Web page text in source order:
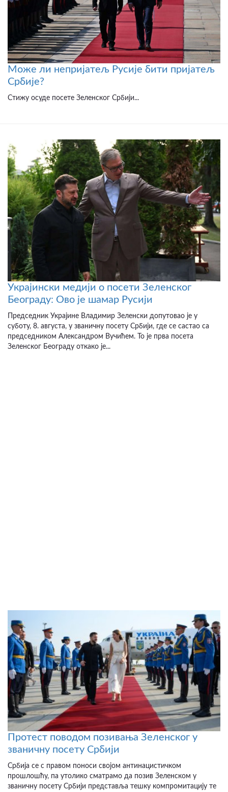
Може ли непријатељ Русије бити пријатељ
Србије?
Стижу осуде посете Зеленског Србији...
Украјински медији о посети Зеленског
Београду: Ово је шамар Русији
Председник Украјине Владимир Зеленски допутовао је у
суботу, 8. августа, у званичну посету Србији, где се састао са
председником Александром Вучићем. То је прва посета
Зеленског Београду откако је...
Протест поводом позивања Зеленског у
званичну посету Србији
Србија се с правом поноси својом антинацистичком
прошлошћу, па утолико сматрамо да позив Зеленском у
званичну посету Србији представља тешку компромитацију те